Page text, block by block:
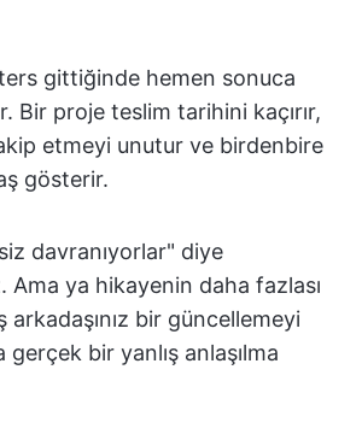
gittiğinde hemen sonuca
Bir proje teslim tarihini kaçırır,
etmeyi unutur ve birdenbire
gösterir.
davranıyorlar" diye
Ama ya hikayenin daha fazlası
arkadaşınız bir güncellemeyi
gerçek bir yanlış anlaşılma